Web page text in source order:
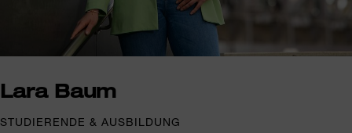
Lara Baum
STUDIERENDE & AUSBILDUNG